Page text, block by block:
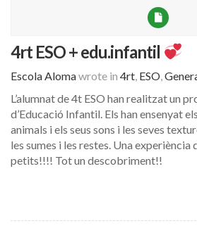
4rt ESO + edu.infantil
Escola Alomawrote in 4rt, ESO,
L’alumnat de 4t ESO han realitzat un
d’Educació Infantil. Els han ensenyat
animals i els seus sons i les seves
les sumes i les restes. Una experiència
petits!!!! Tot un descobriment!!